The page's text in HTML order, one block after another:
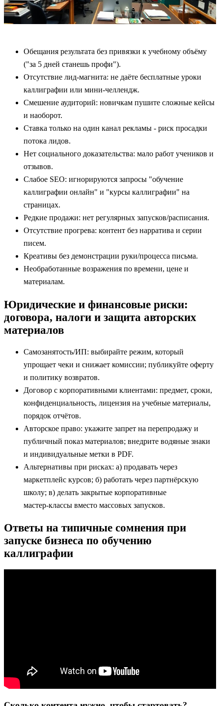
Обещания результата без привязки к учебному объёму
("за 5 дней станешь профи").
Отсутствие лид‑магнита: не даёте бесплатные уроки
каллиграфии или мини‑челлендж.
Смешение аудиторий: новичкам пушите сложные кейсы
и наоборот.
Ставка только на один канал рекламы - риск просадки
потока лидов.
Нет социального доказательства: мало работ учеников и
отзывов.
Слабое SEO: игнорируются запросы "обучение
каллиграфии онлайн" и "курсы каллиграфии" на
страницах.
Редкие продажи: нет регулярных запусков/расписания.
Отсутствие прогрева: контент без нарратива и серии
писем.
Креативы без демонстрации руки/процесса письма.
Необработанные возражения по времени, цене и
материалам.
Юридические и финансовые риски:
договора, налоги и защита авторских
материалов
Самозанятость/ИП: выбирайте режим, который
упрощает чеки и снижает комиссии; публикуйте оферту
и политику возвратов.
Договор с корпоративными клиентами: предмет, сроки,
конфиденциальность, лицензия на учебные материалы,
порядок отчётов.
Авторское право: укажите запрет на перепродажу и
публичный показ материалов; внедрите водяные знаки
и индивидуальные метки в PDF.
Альтернативы при рисках: а) продавать через
маркетплейс курсов; б) работать через партнёрскую
школу; в) делать закрытые корпоративные
мастер‑классы вместо массовых запусков.
Ответы на типичные сомнения при
запуске бизнеса по обучению
каллиграфии